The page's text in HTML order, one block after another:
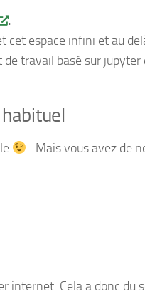
.
cet espace infini et au
travail basé sur jupyter
. Mais vous avez de
internet. Cela a donc du